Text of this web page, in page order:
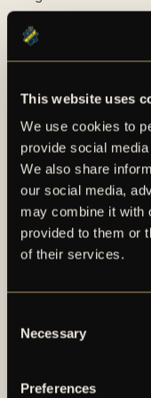
This website uses
We use cookies to
provide social
We also share
our social media,
may combine it with
provided to them or
of their services.
Selection
Necessary
Preferences
minut 55 när
straffområde. I ett
ingen mer än
och efter att bollen
Kristoffer
bara se på när
hörnet. Målet
för Mjällby var ett
Nästa farliga
även denna gång
Petterssons lår i
I minut 81 har